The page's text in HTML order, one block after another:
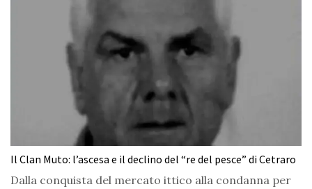
Il Clan Muto: l’ascesa e il declino del “re del pesce” di Cetraro
Dalla conquista del mercato ittico alla condanna per